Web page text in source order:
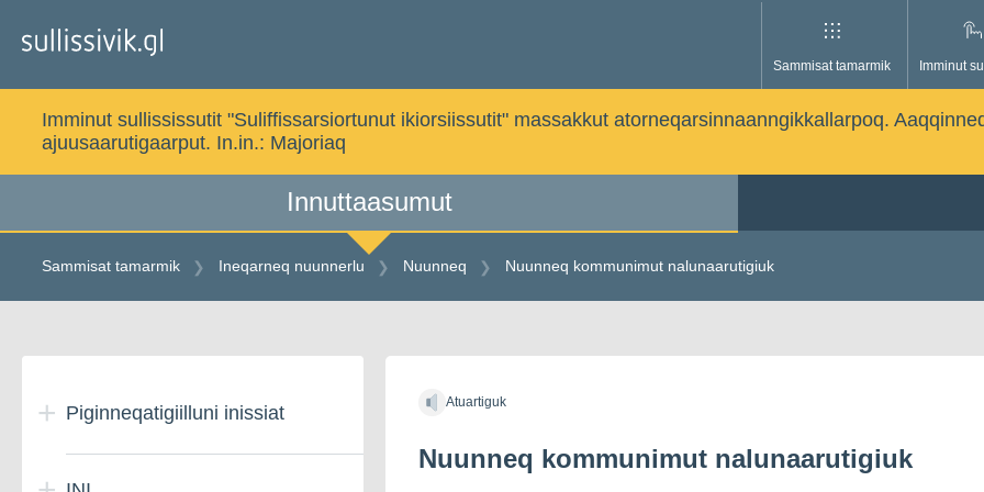
Sammisat tamarmik Imminut
Imminut sullississutit "Suliffissarsiortunut ikiorsiissutit" massakkut atorneqarsinnaanngikkallarpoq.
ajuusaarutigaarput. In.in.: Majoriaq
Innuttaasumut
Sammisat tamarmik Ineqarneq nuunnerlu Nuunneq Nuunneq kommunimut nalunaarutigiuk
indholdetPiginneqatigiilluni inissiat Atuartiguk
Nuunneq kommunimut nalunaarutigiuk